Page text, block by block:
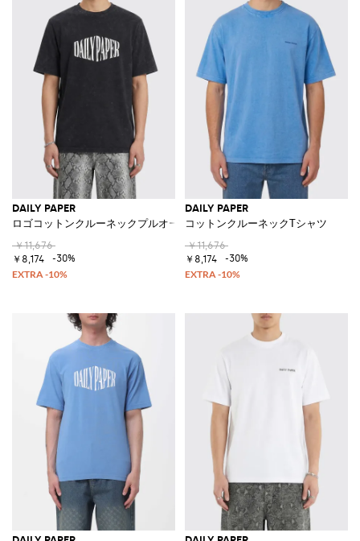
DAILY PAPER
ロゴコットンクルーネックプルオーバー
￥11,676
￥8,174
-30%
DAILY PAPER
コットンクルーネックTシャツ
￥11,676
￥8,174
-30%